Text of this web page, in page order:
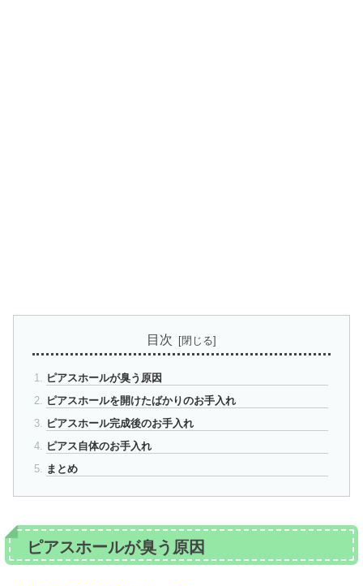
目次
ピアスホールが臭う原因
ピアスホールを開けたばかりのお手入れ
ピアスホール完成後のお手入れ
ピアス自体のお手入れ
まとめ
ピアスホールが臭う原因